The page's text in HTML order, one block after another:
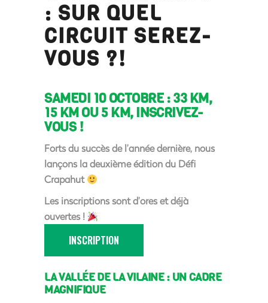
: SUR QUEL
CIRCUIT SEREZ-
VOUS ?!
SAMEDI 10 OCTOBRE : 33 KM,
15 KM OU 5 KM, INSCRIVEZ-
VOUS !
Forts du succès de l’année dernière, nous
lançons la deuxième édition du Défi
Crapahut
Les inscriptions sont d’ores et déjà
ouvertes !
INSCRIPTION
LA VALLÉE DE LA VILAINE : UN CADRE
MAGNIFIQUE